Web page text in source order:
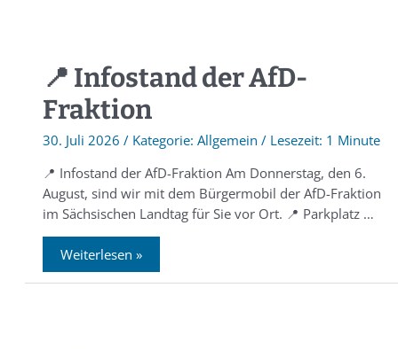
📍 Infostand der AfD-
Fraktion
30. Juli 2026 / Allgemein /
1 Minute
📍 Infostand der AfD-Fraktion Am Donnerstag, den 6.
August, sind wir mit dem Bürgermobil der AfD-Fraktion
im Sächsischen Landtag für Sie vor Ort. 📍 Parkplatz …
Weiterlesen »